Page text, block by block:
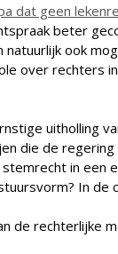
dat geen
beter
ook
over rechters
uitholling
die de
in een
In de
de rechterlijke